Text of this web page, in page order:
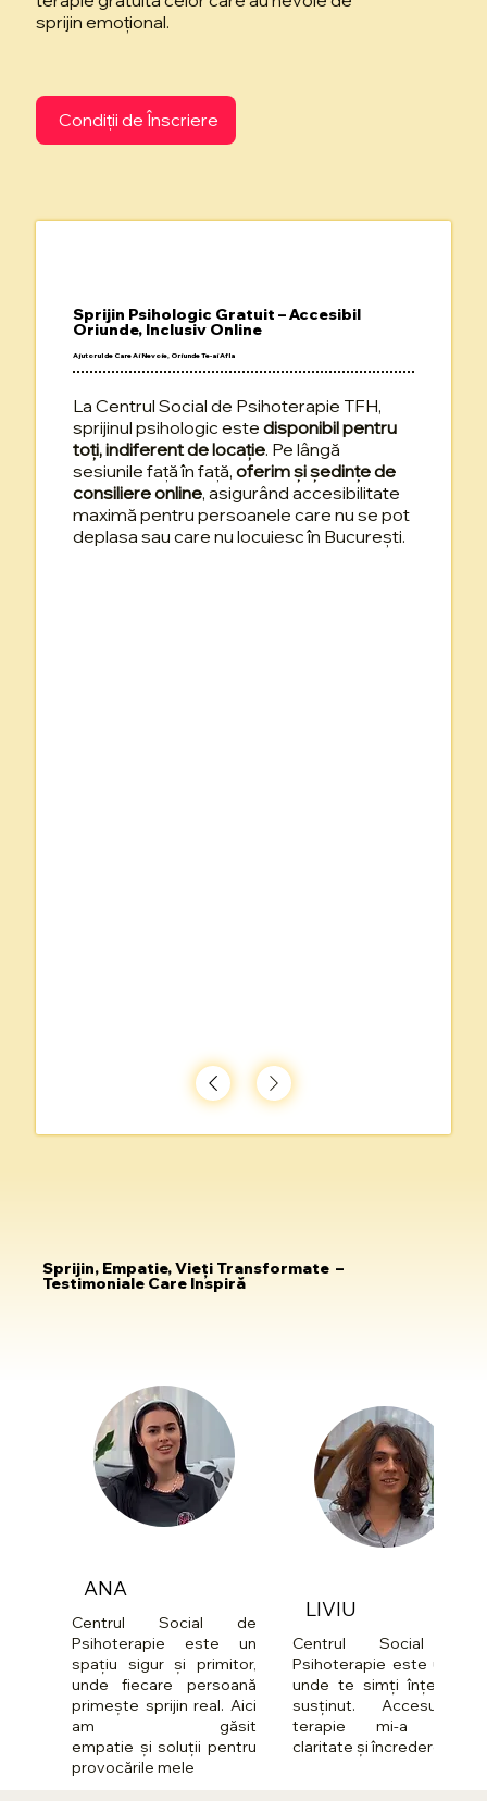
sprijin emoțional.
Condiții de Înscriere
Sprijin Psihologic Gratuit – Accesibil
Oriunde, Inclusiv Online
Ajutorul de Care Ai Nevoie, Oriunde Te-ai Afla
La Centrul Social de Psihoterapie TFH,
sprijinul psihologic estedisponibil pentru
toți, indiferent de locație. Pe lângă
sesiunile față în față,oferim și ședințe de
consiliere online, asigurând accesibilitate
maximă pentru persoanele care nu se pot
deplasa sau care nu locuiesc în București.
Sprijin, Empatie, Vieți Transformate –
Testimoniale Care Inspiră
ANA
Centrul Social de
Psihoterapie este un
spațiu sigur și primitor,
unde fiecare persoană
primește sprijin real. Aici
am găsit
empatie și soluții pentru
provocările mele
LIVIU
Centrul Social de
Psihoterapie este un loc
unde te simți înțeles și
susținut. Accesul la
terapie mi-a oferit
claritate și încredere